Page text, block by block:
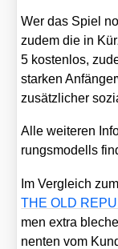
Wer das Spiel
zudem die in
5 kos­ten­los,
star­ken
zusätz­li­cher
Alle wei­te­ren
rungs­mo­dells
Im Ver­gleich
THE OLD
men extra
nen­ten vom